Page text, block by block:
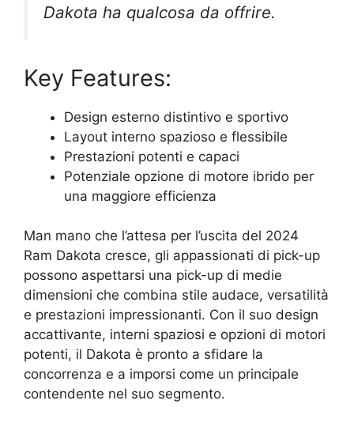
Dakota ha qualcosa da offrire.
Key Features:
Design esterno distintivo e sportivo
Layout interno spazioso e flessibile
Prestazioni potenti e capaci
Potenziale opzione di motore ibrido per
una maggiore efficienza
Man mano che l’attesa per l’uscita del 2024
Ram Dakota cresce, gli appassionati di pick-up
possono aspettarsi una pick-up di medie
dimensioni che combina stile audace, versatilità
e prestazioni impressionanti. Con il suo design
accattivante, interni spaziosi e opzioni di motori
potenti, il Dakota è pronto a sfidare la
concorrenza e a imporsi come un principale
contendente nel suo segmento.